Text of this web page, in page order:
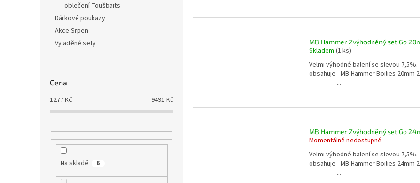
oblečení Toušbaits
Dárkové poukazy
Akce Srpen
Vyladěné sety
Cena
1277Kč 9491 Kč
Na skladě 6
MB Hammer Zvýhodněný set Go
Skladem (1 ks)
Velmi výhodné balení se slevou
obsahuje - MB Hammer Boilies 20mm
...
MB Hammer Zvýhodněný set Go
Momentálně nedostupné
Velmi výhodné balení se slevou
obsahuje - MB Hammer Boilies 24mm
...